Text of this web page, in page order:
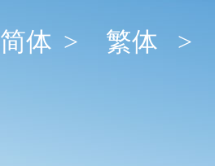
简体 > 繁体 >